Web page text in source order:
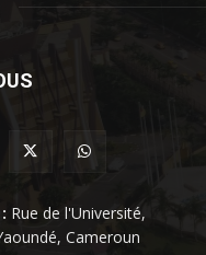
Rue de l'Université,
Cameroun